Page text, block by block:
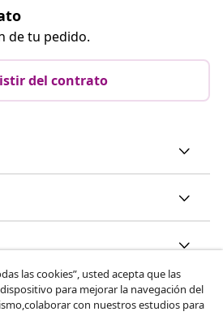
de tu pedido.
del contrato
las cookies”, usted acepta que las
para mejorar la navegación del
con nuestros estudios para